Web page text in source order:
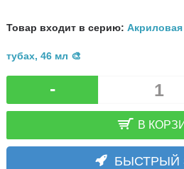
Товар входит в серию: Акриловая
тубах, 46 мл 🎨
-
В
БЫСТРЫЙ